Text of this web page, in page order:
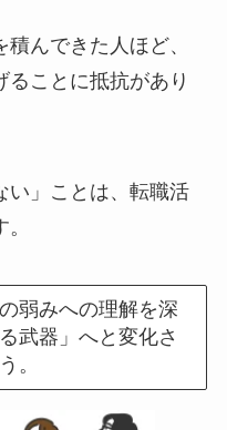
んできた人ほど、
ることに抵抗があり
い」ことは、転職活
弱みへの理解を深
武器」へと変化さ
。